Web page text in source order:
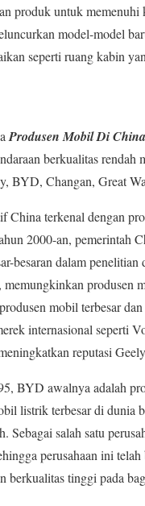
produk untuk
model-model
seperti ruang kabin
Produsen Mobil Di China
berkualitas
BYD, Changan, Great
China terkenal dengan
2000-an, pemerintah
besaran dalam
produsen
mobil terbesar
internasional seperti
reputasi
BYD awalnya adalah
listrik terbesar di dunia
Sebagai salah satu
perusahaan ini
berkualitas tinggi pada